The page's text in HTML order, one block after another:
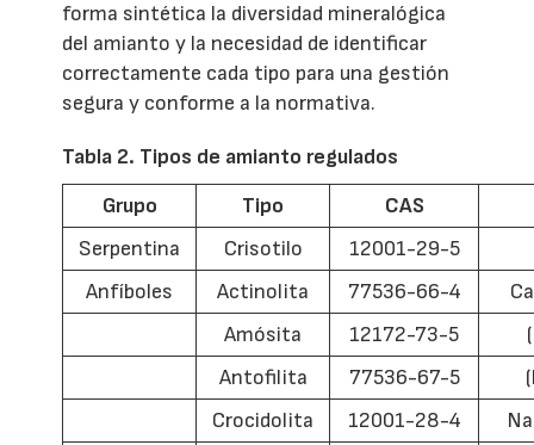
forma sintética la diversidad mineralógica
del amianto y la necesidad de identificar
correctamente cada tipo para una gestión
segura y conforme a la normativa.
Tabla 2. Tipos de amianto regulados
Grupo
Tipo
CAS
Serpentina
Crisotilo
12001-29-5
Anfíboles
Actinolita 77536-66-4
Amósita
12172-73-5
Antofilita
77536-67-5
Crocidolita
12001-28-4